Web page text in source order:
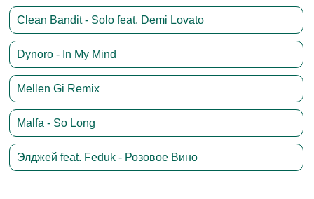
Clean Bandit - Solo feat. Demi Lovato
Dynoro - In My Mind
Mellen Gi Remix
Malfa - So Long
Элджей feat. Feduk - Розовое Вино